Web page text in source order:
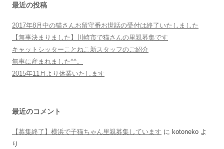
最近の投稿
2017年8月中の猫さんお留守番お世話の受付は終了いたしました
【無事決まりました】川崎市で猫さんの里親募集です
キャットシッターことねこ新スタッフのご紹介
無事に産まれました^^。
2015年11月より休業いたします
最近のコメント
【募集終了】横浜で子猫ちゃん里親募集しています に kotoneko よ
り